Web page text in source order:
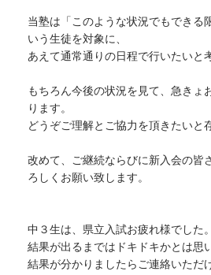
当塾は「このような状況でもできる
いう生徒を対象に、
あえて通常通りの日程で行いたいと
もちろん今後の状況を見て、急きょ
ります。
どうぞご理解とご協力を頂きたいと
改めて、ご継続ならびに新入会の皆
ろしくお願い致します。
中３生は、県立入試お疲れ様でした。
結果が出るまではドキドキかとは思
結果が分かりましたらご連絡いただ